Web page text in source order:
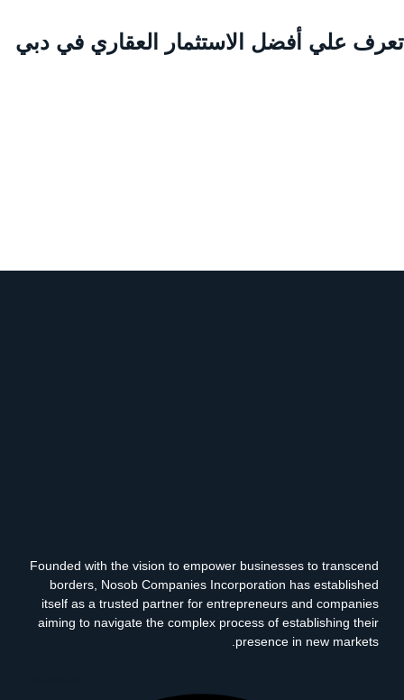
علي أفضل الاستثمار العقاري في دبي
Founded with the vision to empower businesses to transcend
borders, Nosob Companies Incorporation has established
itself as a trusted partner for entrepreneurs and companies
aiming to navigate the complex process of establishing their
presence in new markets.